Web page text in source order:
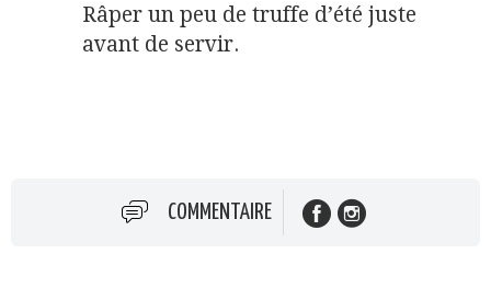
Râper un peu de truffe d’été juste
avant de servir.
COMMENTAIRE